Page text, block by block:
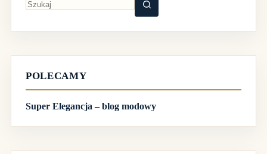
wyników
POLECAMY
Super Elegancja – blog modowy